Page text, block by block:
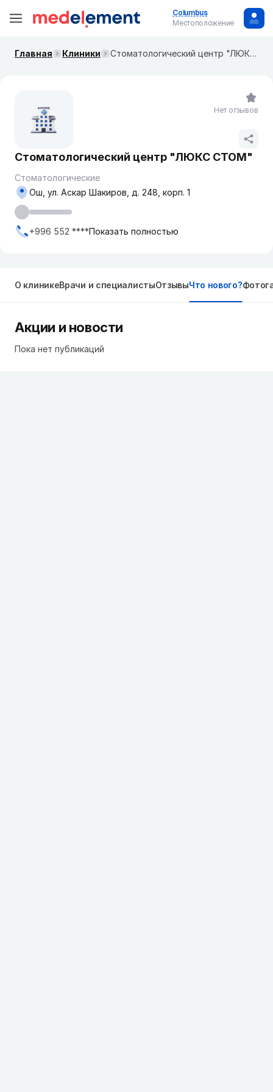
Columbus
Местоположение
Главная Клиники ​Стоматологический центр "ЛЮКС СТОМ"
​Стоматологический центр "ЛЮКС СТОМ"
Стоматологические
Ош, ул. ​Аскар Шакиров, д. 248, корп. 1
+996 552 ****Показать полностью
Нет отзывов
О клиникеВрачи и специалистыОтзывыЧто нового?
Акции и новости
Пока нет публикаций